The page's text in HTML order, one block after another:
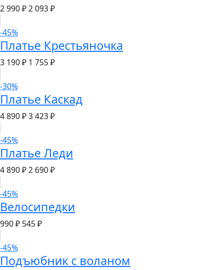
2 990 ₽2 093 ₽
-45%
Платье Крестьяночка
3 190 ₽ 1 755 ₽
-30%
Платье Каскад
4 890 ₽3 423 ₽
-45%
Платье Леди
4 890 ₽2 690 ₽
-45%
Велосипедки
990 ₽ 545 ₽
-45%
Подъюбник с воланом